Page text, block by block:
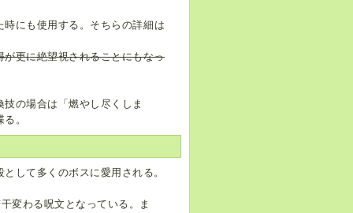
時にも使用する。そちらの詳細は
更に絶望視されることにもなっ
の場合は「燃やし尽くしま
。
して多くのボスに愛用される。
変わる呪文となっている。ま